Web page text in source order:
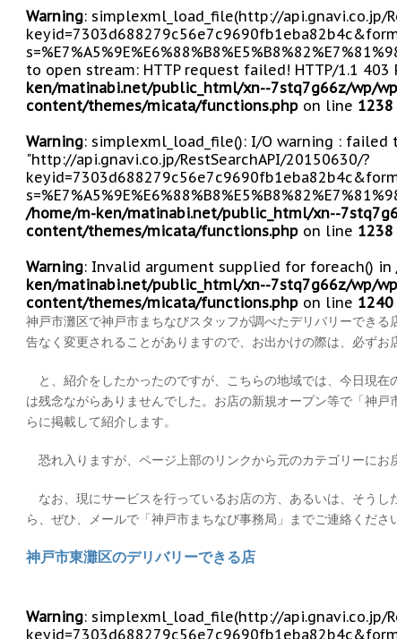
Warning: simplexml_load_file(http://api.gnavi.co.jp/
to open stream: HTTP request failed! HTTP/1.1
ken/matinabi.net/public_html/xn--7stq7g66z/wp/
content/themes/micata/functions.php on line 1238
Warning: simplexml_load_file(): I/O warning :
"http://api.gnavi.co.jp/RestSearchAPI/20150630/?
/home/m-ken/matinabi.net/public_html/xn--
content/themes/micata/functions.php on line 1238
Warning: Invalid argument supplied for foreach() in
ken/matinabi.net/public_html/xn--7stq7g66z/wp/
content/themes/micata/functions.php on line 1240
神戸市灘区で神戸市まちなびスタッフが調べたデリバリーでき
告なく変更されることがありますので、お出かけの際は、必ずお
と、紹介をしたかったのですが、こちらの地域では、今日現在
は残念ながらありませんでした。お店の新規オープン等で「神
らに掲載して紹介します。
恐れ入りますが、ページ上部のリンクから元のカテゴリーにお
なお、現にサービスを行っているお店の方、あるいは、そうし
ら、ぜひ、メールで「神戸市まちなび事務局」までご連絡くださ
神戸市東灘区のデリバリーできる店
Warning: simplexml_load_file(http://api.gnavi.co.jp/